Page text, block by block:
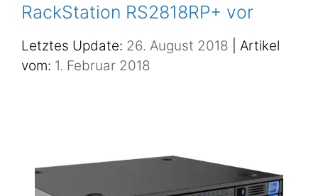
RackStation RS2818RP+ vor
26. August 2018
1. Februar 2018